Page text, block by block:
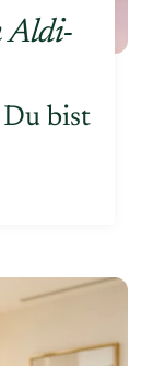
Aldi-
bist